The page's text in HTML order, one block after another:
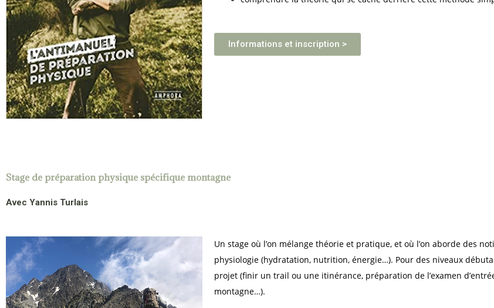
Informations et inscription >
Stage de préparation physique spécifique montagne
Avec Yannis Turlais
Un stage où l’on mélange théorie et pratique, et où l’on aborde des
physiologie (hydratation, nutrition, énergie…). Pour des niveaux
projet (finir un trail ou une itinérance, préparation de l’examen
montagne…).